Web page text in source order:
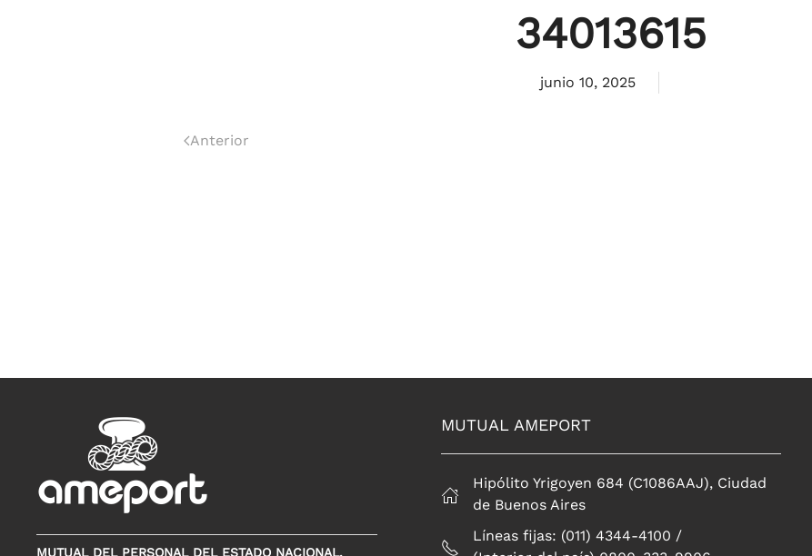
34013615
junio 10, 2025
Anterior
MUTUAL DEL PERSONAL DEL ESTADO NACIONAL,
MUTUAL AMEPORT
Hipólito Yrigoyen 684 (C1086AAJ), Ciudad
de Buenos Aires
Líneas fijas: (011) 4344-4100 /